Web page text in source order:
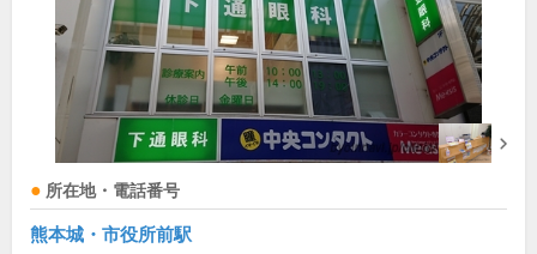
所在地・電話番号
熊本城・市役所前駅